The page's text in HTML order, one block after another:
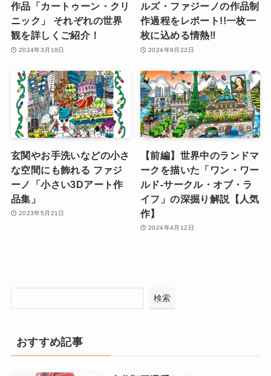
作品「カートゥーン・クリ
ニック」 それぞれの世界
観を詳しくご紹介！
2024年3月18日
ルズ・ファジーノの作品制
作過程をレポート!!一枚一
枚に込める情熱‼️
2024年9月22日
玄関やお手洗いなどの小さ
な空間にも飾れる ファジ
ーノ「小さい3Dアート作
品集」
2023年5月21日
【前編】世界中のランドマ
ークを描いた「ワン・ワー
ルド-サークル・オブ・ラ
イフ」の深掘り解説【人気
作】
2024年4月12日
検索
おすすめ記事